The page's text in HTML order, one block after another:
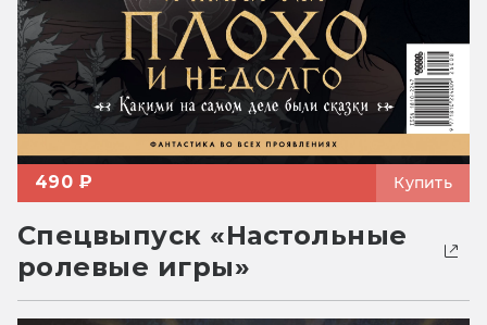
490 ₽ Купить
Спецвыпуск «Настольные
ролевые игры»